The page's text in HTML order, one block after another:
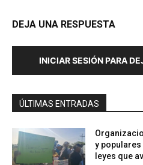
DEJA UNA RESPUESTA
INICIAR SESIÓN PARA
ÚLTIMAS ENTRADAS
y
leyes que